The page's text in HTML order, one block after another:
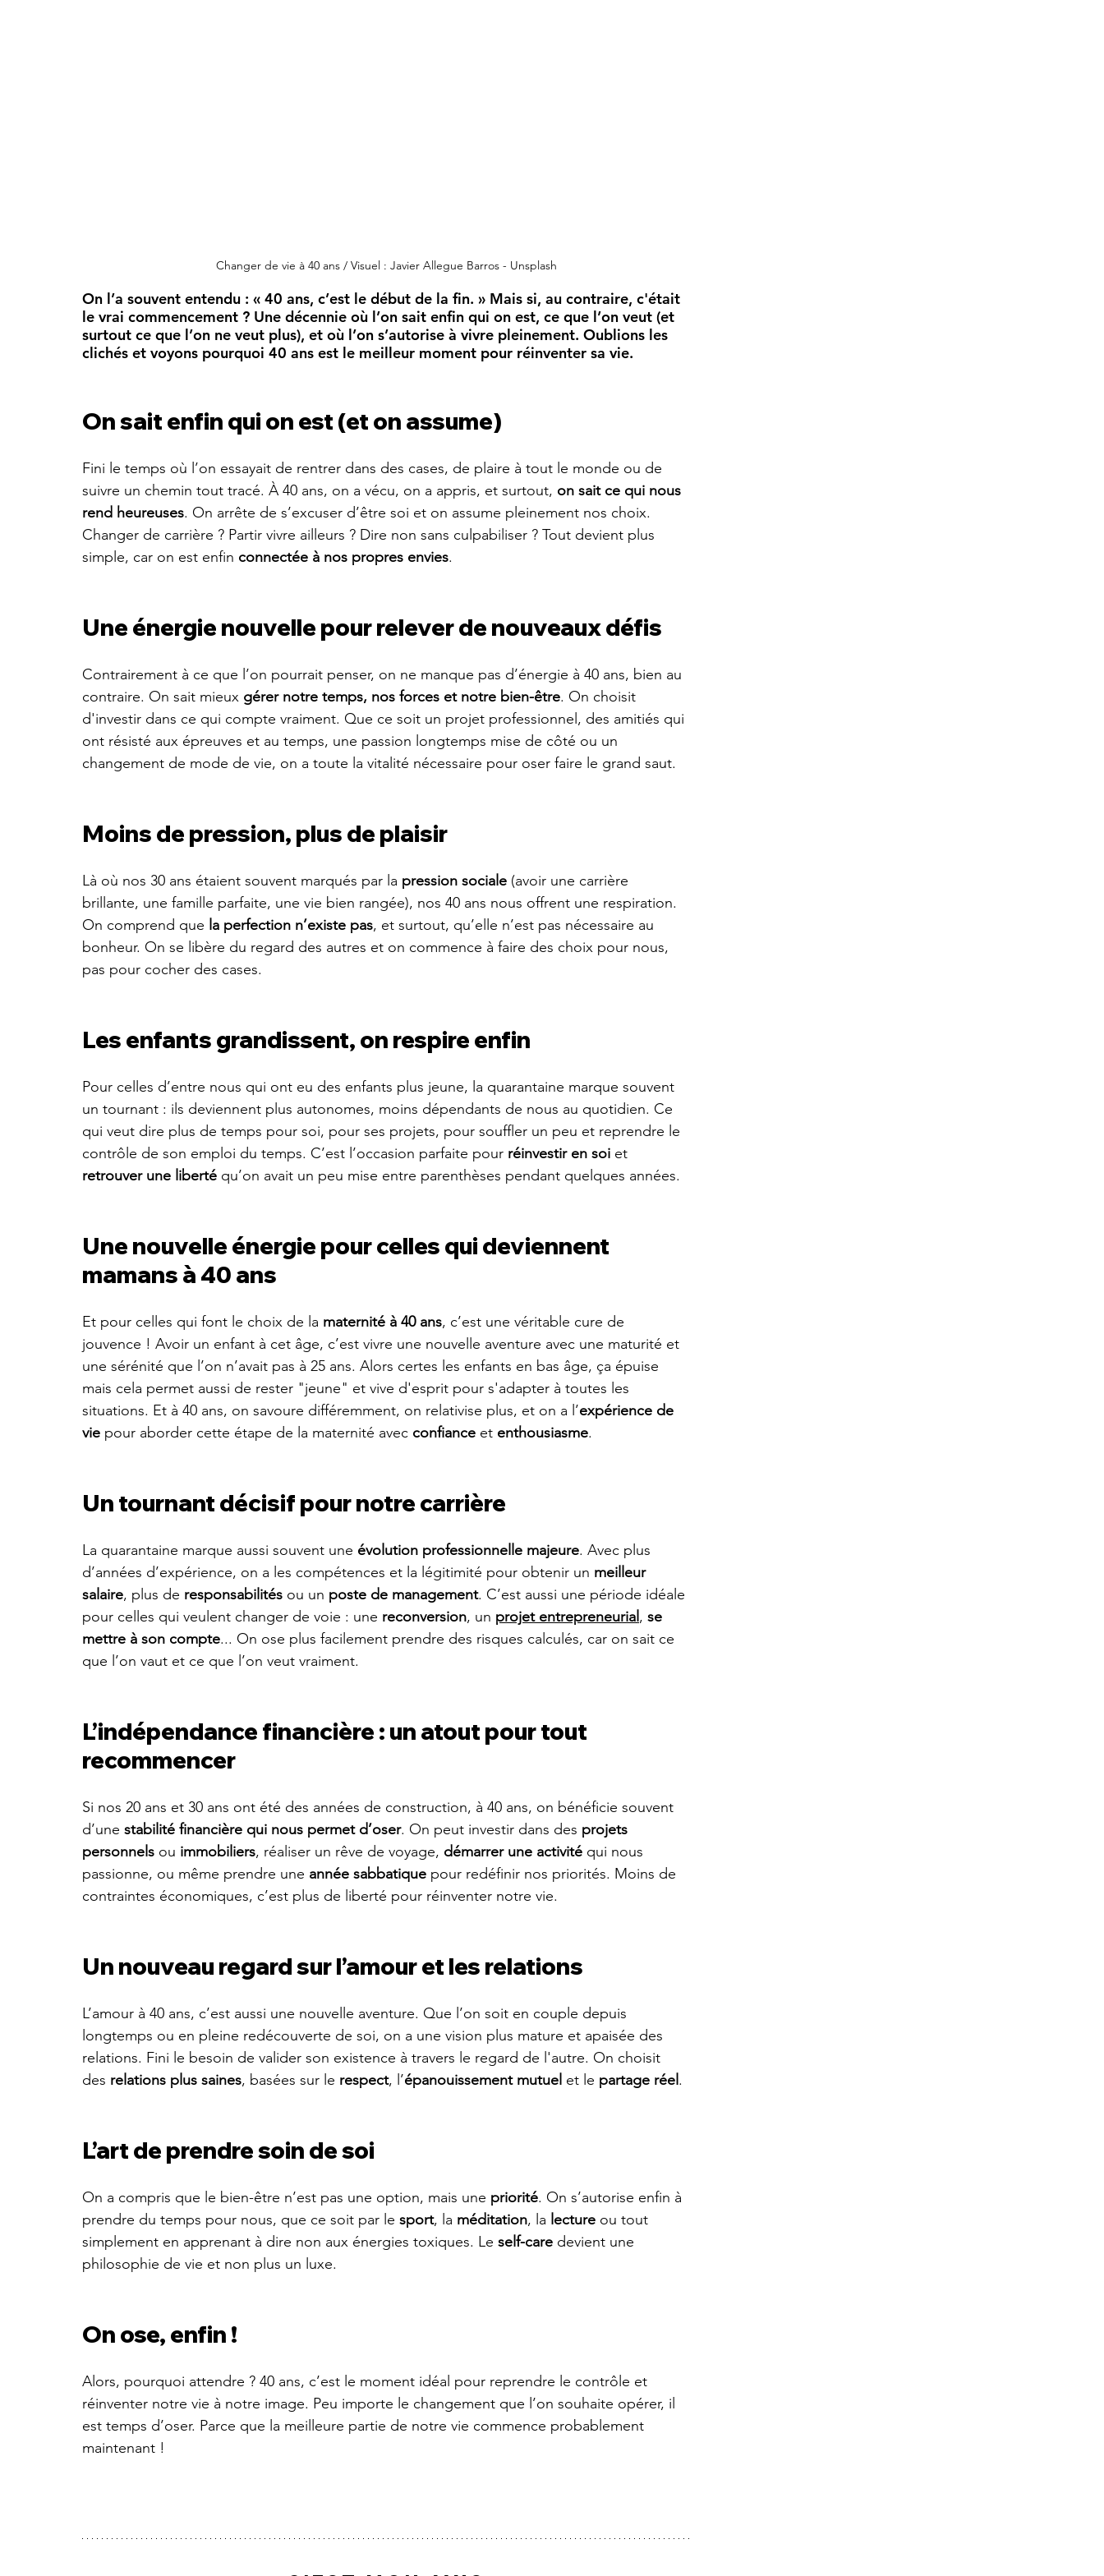
Changer de vie à 40 ans / Visuel : Javier Allegue Barros - Unsplash
On l’a souvent entendu : « 40 ans, c’est le début de la fin. » Mais si, au contraire, c'était
le vrai commencement ? Une décennie où l’on sait enfin qui on est, ce que l’on veut (et
surtout ce que l’on ne veut plus), et où l’on s’autorise à vivre pleinement. Oublions les
clichés et voyons pourquoi 40 ans est le meilleur moment pour réinventer sa vie.
On sait enfin qui on est (et on assume)
Fini le temps où l’on essayait de rentrer dans des cases, de plaire à tout le monde ou de
suivre un chemin tout tracé. À 40 ans, on a vécu, on a appris, et surtout, on sait ce qui nous
rend heureuses. On arrête de s’excuser d’être soi et on assume pleinement nos choix.
Changer de carrière ? Partir vivre ailleurs ? Dire non sans culpabiliser ? Tout devient plus
simple, car on est enfin connectée à nos propres envies.
Une énergie nouvelle pour relever de nouveaux défis
Contrairement à ce que l’on pourrait penser, on ne manque pas d’énergie à 40 ans, bien au
contraire. On sait mieux gérer notre temps, nos forces et notre bien-être. On choisit
d'investir dans ce qui compte vraiment. Que ce soit un projet professionnel, des amitiés qui
ont résisté aux épreuves et au temps, une passion longtemps mise de côté ou un
changement de mode de vie, on a toute la vitalité nécessaire pour oser faire le grand saut.
Moins de pression, plus de plaisir
Là où nos 30 ans étaient souvent marqués par la pression sociale (avoir une carrière
brillante, une famille parfaite, une vie bien rangée), nos 40 ans nous offrent une respiration.
On comprend que la perfection n’existe pas, et surtout, qu’elle n’est pas nécessaire au
bonheur. On se libère du regard des autres et on commence à faire des choix pour nous,
pas pour cocher des cases.
Les enfants grandissent, on respire enfin
Pour celles d’entre nous qui ont eu des enfants plus jeune, la quarantaine marque souvent
un tournant : ils deviennent plus autonomes, moins dépendants de nous au quotidien. Ce
qui veut dire plus de temps pour soi, pour ses projets, pour souffler un peu et reprendre le
contrôle de son emploi du temps. C’est l’occasion parfaite pour réinvestir en soi et
retrouver une liberté qu’on avait un peu mise entre parenthèses pendant quelques années.
Une nouvelle énergie pour celles qui deviennent
mamans à 40 ans
Et pour celles qui font le choix de la maternité à 40 ans, c’est une véritable cure de
jouvence ! Avoir un enfant à cet âge, c’est vivre une nouvelle aventure avec une maturité et
une sérénité que l’on n’avait pas à 25 ans. Alors certes les enfants en bas âge, ça épuise
mais cela permet aussi de rester "jeune" et vive d'esprit pour s'adapter à toutes les
situations. Et à 40 ans, on savoure différemment, on relativise plus, et on a l’expérience de
vie pour aborder cette étape de la maternité avec confiance et enthousiasme.
Un tournant décisif pour notre carrière
La quarantaine marque aussi souvent une évolution professionnelle majeure. Avec plus
d’années d’expérience, on a les compétences et la légitimité pour obtenir un meilleur
salaire, plus de responsabilités ou un poste de management. C’est aussi une période idéale
pour celles qui veulent changer de voie : une reconversion, un projet entrepreneurial, se
mettre à son compte... On ose plus facilement prendre des risques calculés, car on sait ce
que l’on vaut et ce que l’on veut vraiment.
L’indépendance financière : un atout pour tout
recommencer
Si nos 20 ans et 30 ans ont été des années de construction, à 40 ans, on bénéficie souvent
d’une stabilité financière qui nous permet d’oser. On peut investir dans des projets
personnels ou immobiliers, réaliser un rêve de voyage, démarrer une activité qui nous
passionne, ou même prendre une année sabbatique pour redéfinir nos priorités. Moins de
contraintes économiques, c’est plus de liberté pour réinventer notre vie.
Un nouveau regard sur l’amour et les relations
L’amour à 40 ans, c’est aussi une nouvelle aventure. Que l’on soit en couple depuis
longtemps ou en pleine redécouverte de soi, on a une vision plus mature et apaisée des
relations. Fini le besoin de valider son existence à travers le regard de l'autre. On choisit
des relations plus saines, basées sur le respect, l’épanouissement mutuel et le partage réel.
L’art de prendre soin de soi
On a compris que le bien-être n’est pas une option, mais une priorité. On s’autorise enfin à
prendre du temps pour nous, que ce soit par le sport, la méditation, la lecture ou tout
simplement en apprenant à dire non aux énergies toxiques. Le self-care devient une
philosophie de vie et non plus un luxe.
On ose, enfin !
Alors, pourquoi attendre ? 40 ans, c’est le moment idéal pour reprendre le contrôle et
réinventer notre vie à notre image. Peu importe le changement que l’on souhaite opérer, il
est temps d’oser. Parce que la meilleure partie de notre vie commence probablement
maintenant !